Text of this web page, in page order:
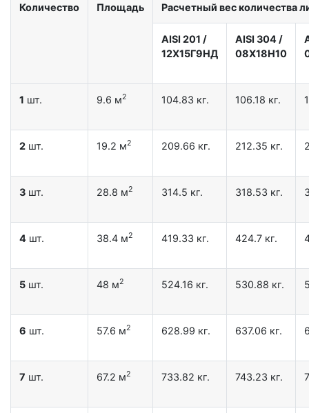
Количество Площадь Расчетный вес количества
AISI 201 /
12X15Г9НД
AISI 304 /
08Х18Н10
1 шт. 9.6 м2 104.83 кг. 106.18 кг.
2 шт. 19.2 м2 209.66 кг. 212.35 кг.
3 шт. 28.8 м2 314.5 кг. 318.53 кг.
4 шт. 38.4 м2 419.33 кг. 424.7 кг.
5 шт. 48 м2 524.16 кг. 530.88 кг.
6 шт. 57.6 м2 628.99 кг. 637.06 кг.
7 шт. 67.2 м2 733.82 кг. 743.23 кг.